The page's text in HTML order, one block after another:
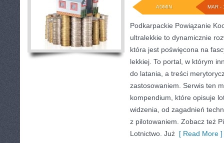
MAR -
ADMIN
Podkarpackie Powiązanie
ultralekkie to dynamicznie
która jest poświęcona na
lekkiej. To portal, w którym
do latania, a treści
zastosowaniem. Serwis ten
kompendium, które opisuje
widzenia, od zagadnień
z pilotowaniem. Zobacz też
Lotnictwo. Już [ Read More ]